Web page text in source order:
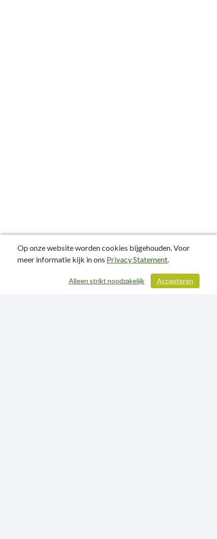
/ 315
Op onze website worden cookies bijgehouden. Voor
meer informatie kijk in ons Privacy Statement.
Accepteren
Alleen strikt noodzakelijk